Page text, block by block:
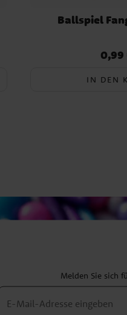
Ballspiel
Preis:
0,99
IN DEN
Melden Sie sich